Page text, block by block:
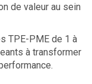
de valeur au sein
TPE-PME de 1 à
à transformer